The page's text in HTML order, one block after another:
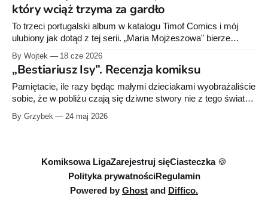
który wciąż trzyma za gardło
To trzeci portugalski album w katalogu Timof Comics i mój
ulubiony jak dotąd z tej serii. „Maria Mojżeszowa" bierze
melodramat sprzed półtora wieku i robi z niego komiks, który
wciąga od pierwszych plansz - najpierw zagadką i lekką
grozą, potem opowieścią o krzywdzie i ocaleniu.
By Wojtek 18 cze 2026
„Bestiariusz Isy”. Recenzja komiksu
Pamiętacie, ile razy będąc małymi dzieciakami wyobrażaliście
sobie, że w pobliżu czają się dziwne stwory nie z tego świata?
Ile razy zwykłą poduszkę leżącą na kanapie braliście za
monstrum, z którym trzeba walczyć albo które może stać się
By Grzybek 24 maj 2026
Komiksowa LigaZarejestruj sięCiasteczka 🍪
Polityka prywatnościRegulamin
Powered by Ghost and Diffico.